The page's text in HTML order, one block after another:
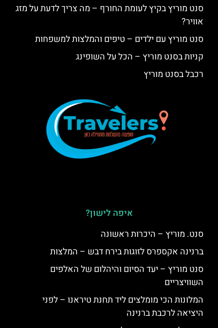
סנט מוריץ בקיץ לעומת החורף – מה צריך לדעת על מזג
אוויר?
סנט מוריץ עם ילדים – טיפים והמלצות למשפחות
קניות בסנט מוריץ – הכל על השופינג
רכבל בסנט מוריץ
איפה לישון?
סנט. מוריץ – היכרות ראשונה
ברנינה אקספרס לזוגות בירח דבש – המלצות
סנט מוריץ – יעד הסיום והיהלום של האלפים
השוויצריים
המלונות הכי מומלצים ליד תחנת טיראנו – לפני
היציאה לרכבת ברנינה